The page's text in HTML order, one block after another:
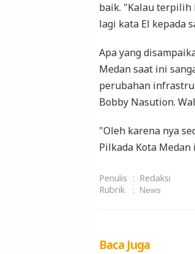
baik. "Kalau terpilih
lagi kata El kepada
Apa yang
Medan saat ini
perubahan
Bobby Nasution.
"Oleh karena nya
Pilkada Kota
Penulis : Redaksi
Rubrik
: News
Baca Juga